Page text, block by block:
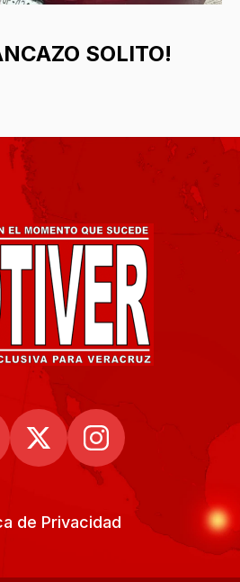
SOLITO!
de Privacidad